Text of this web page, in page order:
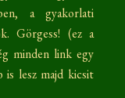
a gyakorlati
Görgess! (ez a
minden link egy
is lesz majd kicsit